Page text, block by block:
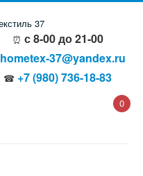
⏰ с 8-00 до 21-00
hometex-37@yandex.ru
☎ +7 (980) 736-18-83
0